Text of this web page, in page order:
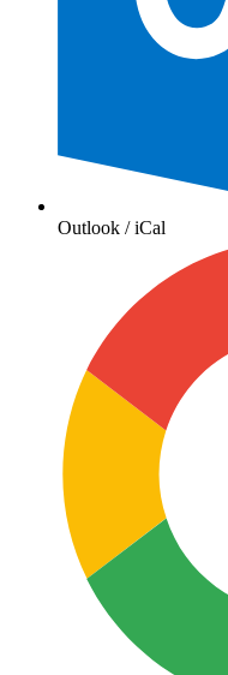
Outlook / iCal